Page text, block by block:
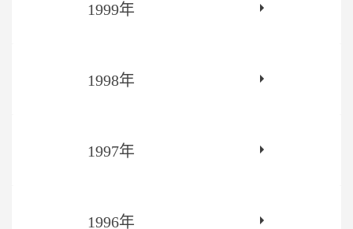
1999年
1998年
1997年
1996年